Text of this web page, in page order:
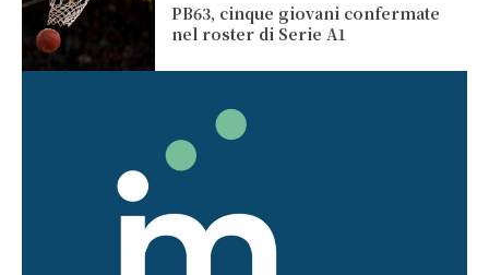
PB63, cinque giovani confermate
nel roster di Serie A1